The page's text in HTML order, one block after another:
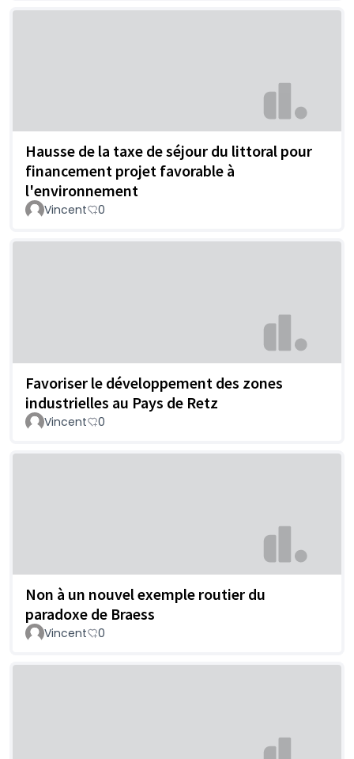
Hausse de la taxe de séjour du littoral pour
financement projet favorable à
l'environnement
Vincent 0
Favoriser le développement des zones
industrielles au Pays de Retz
Vincent 0
Non à un nouvel exemple routier du
paradoxe de Braess
Vincent 0